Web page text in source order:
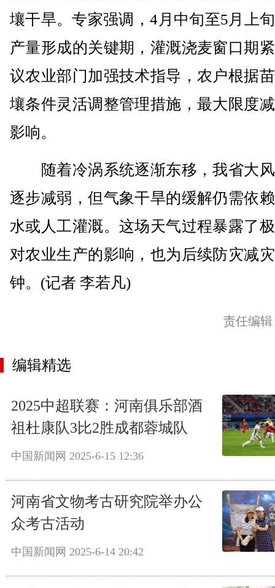
壤干旱。专家强调，4月中旬至5月上
产量形成的关键期，灌溉浇麦窗口期
议农业部门加强技术指导，农户根据
壤条件灵活调整管理措施，最大限度
影响。
随着冷涡系统逐渐东移，我省大
逐步减弱，但气象干旱的缓解仍需依
水或人工灌溉。这场天气过程暴露了
对农业生产的影响，也为后续防灾减
钟。(记者 李若凡)
责任编
编辑精选
2025中超联赛：河南俱乐部酒
祖杜康队3比2胜成都蓉城队
中国新闻网 2025-6-15 12:36
河南省文物考古研究院举办公
众考古活动
中国新闻网 2025-6-14 20:42